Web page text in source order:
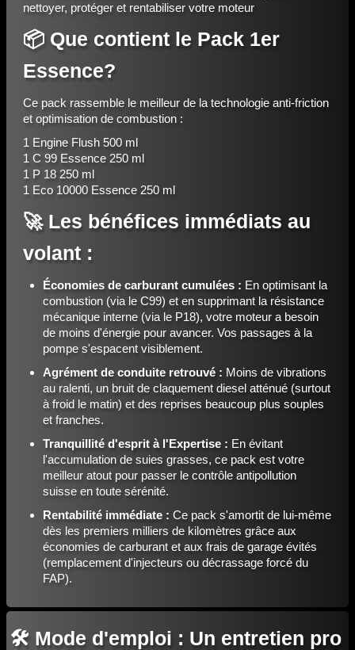
nettoyer, protéger et rentabiliser votre moteur
📦 Que contient le Pack 1er
Essence?
Ce pack rassemble le meilleur de la technologie anti-friction
et optimisation de combustion :
1 Engine Flush 500 ml
1 C 99 Essence 250 ml
1 P 18 250 ml
1 Eco 10000 Essence 250 ml
🚀 Les bénéfices immédiats au
volant :
Économies de carburant cumulées : En optimisant la
combustion (via le C99) et en supprimant la résistance
mécanique interne (via le P18), votre moteur a besoin
de moins d'énergie pour avancer. Vos passages à la
pompe s'espacent visiblement.
Agrément de conduite retrouvé : Moins de vibrations
au ralenti, un bruit de claquement diesel atténué (surtout
à froid le matin) et des reprises beaucoup plus souples
et franches.
Tranquillité d'esprit à l'Expertise : En évitant
l'accumulation de suies grasses, ce pack est votre
meilleur atout pour passer le contrôle antipollution
suisse en toute sérénité.
Rentabilité immédiate : Ce pack s'amortit de lui-même
dès les premiers milliers de kilomètres grâce aux
économies de carburant et aux frais de garage évités
(remplacement d'injecteurs ou décrassage forcé du
FAP).
🛠️ Mode d'emploi : Un entretien pro